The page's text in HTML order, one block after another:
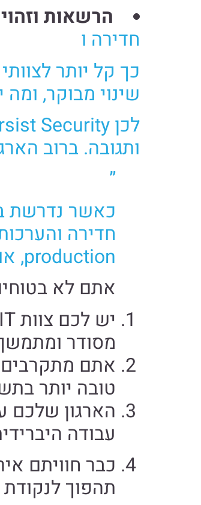
הרשאות
חדירה ו
שינוי מבוקר,
ותגובה. ברוב
”
כאשר נדרשת
חדירה
production, או לפני ביקורת, עלייה לאוויר, מיזוג מערכות או שינוי ארכיטקטורה.
אתם לא
מסודר
אתם מתקרבים
טובה יותר
הארגון שלכם
עבודה
כבר חוויתם
תהפוך